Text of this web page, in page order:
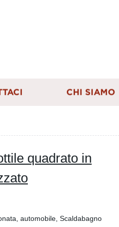
CHI SIAMO
quadrato in
automobile, Scaldabagno